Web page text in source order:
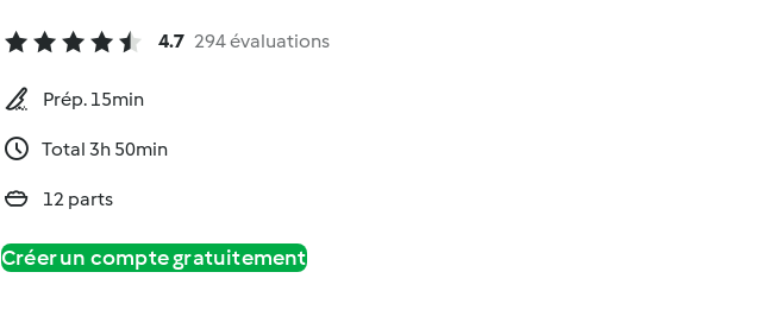
4.7 294 évaluations
Prép. 15min
Total 3h 50min
12 parts
Créer un compte gratuitement